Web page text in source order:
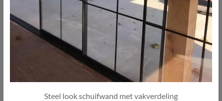
Steel look schuifwand met vakverdeling